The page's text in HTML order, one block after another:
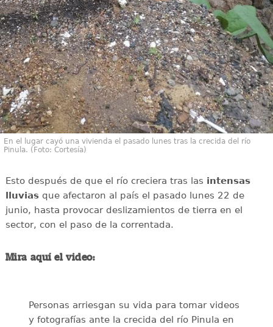
En el lugar cayó una vivienda el pasado lunes tras la crecida del río
Pinula. (Foto: Cortesía)
Esto después de que el río creciera tras las intensas
lluviasque afectaron al país el pasado lunes 22 de
junio, hasta provocar deslizamientos de tierra en el
sector, con el paso de la correntada.
Mira aquí el video:
Personas arriesgan su vida para tomar videos
y fotografías ante la crecida del río Pinula en